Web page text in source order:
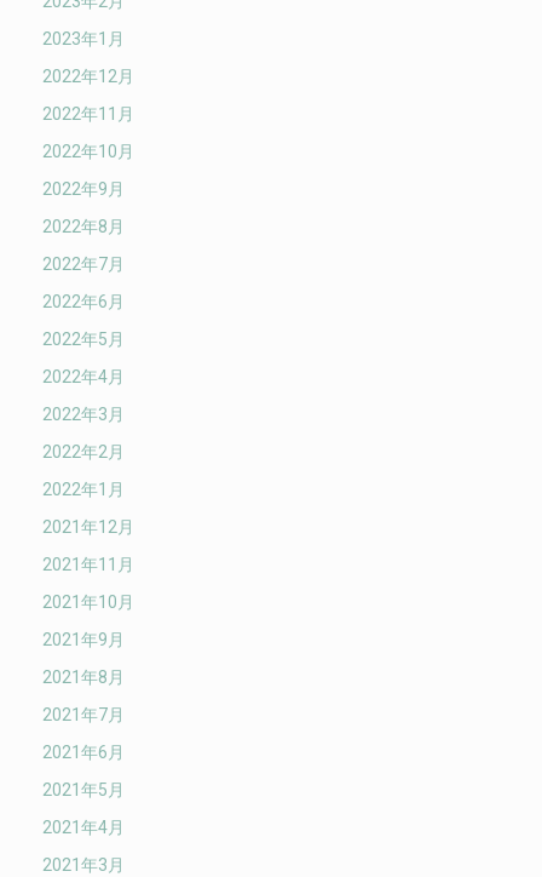
2023年1月
2022年12月
2022年11月
2022年10月
2022年9月
2022年8月
2022年7月
2022年6月
2022年5月
2022年4月
2022年3月
2022年2月
2022年1月
2021年12月
2021年11月
2021年10月
2021年9月
2021年8月
2021年7月
2021年6月
2021年5月
2021年4月
2021年3月